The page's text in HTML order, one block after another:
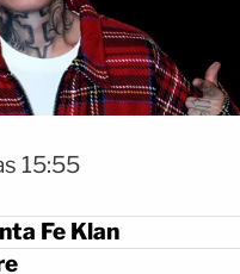
15:55
Fe Klan